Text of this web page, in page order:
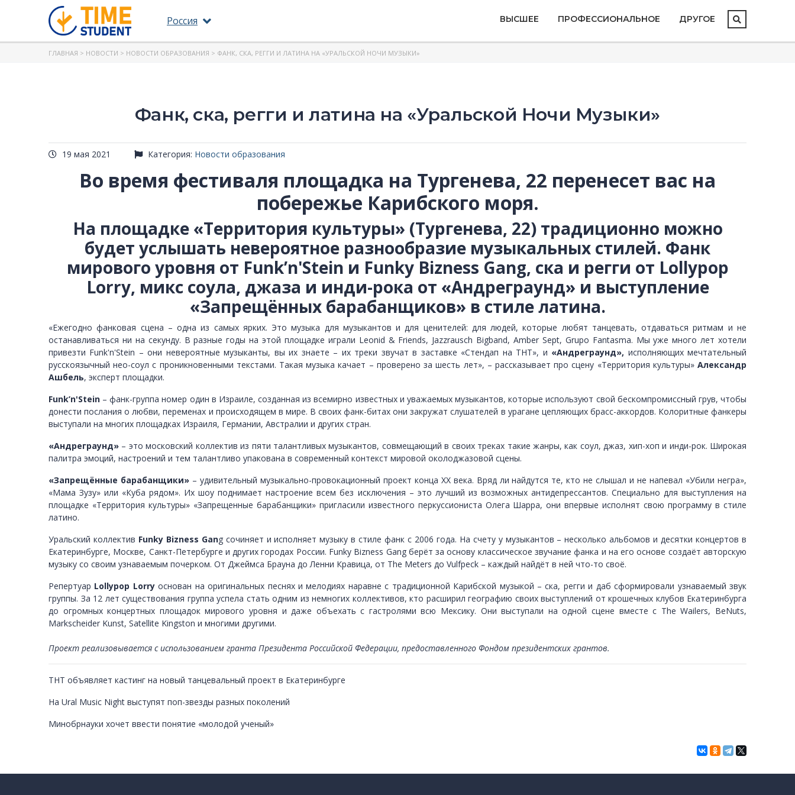
Россия ВЫСШЕЕ ПРОФЕССИОНАЛЬНОЕ ДРУГОЕ
ГЛАВНАЯ > НОВОСТИ > НОВОСТИ ОБРАЗОВАНИЯ > ФАНК, СКА, РЕГГИ И ЛАТИНА НА «УРАЛЬСКОЙ НОЧИ МУЗЫКИ»
Фанк, ска, регги и латина на «Уральской Ночи Музыки»
19 мая 2021 Категория: Новости образования
Во время фестиваля площадка на Тургенева, 22 перенесет вас на
побережье Карибского моря.
На площадке «Территория культуры» (Тургенева, 22) традиционно можно
будет услышать невероятное разнообразие музыкальных стилей. Фанк
мирового уровня от Funk’n'Stein и Funky Bizness Gang, ска и регги от Lollypop
Lorry, микс соула, джаза и инди-рока от «Андреграунд» и выступление
«Запрещённых барабанщиков» в стиле латина.
«Ежегодно фанковая сцена – одна из самых ярких. Это музыка для музыкантов и для ценителей: для людей, которые любят танцевать, отдаваться ритмам и не
останавливаться ни на секунду. В разные годы на этой площадке играли Leonid & Friends, Jazzrausch Bigband, Amber Sept, Grupo Fantasma. Мы уже много лет хотели
привезти Funk'n'Stein – они невероятные музыканты, вы их знаете – их треки звучат в заставке «Стендап на ТНТ», и «Андреграунд», исполняющих мечтательный
русскоязычный нео-соул с проникновенными текстами. Такая музыка качает – проверено за шесть лет», – рассказывает про сцену «Территория культуры» Александр
Ашбель, эксперт площадки.
Funk’n'Stein – фанк-группа номер один в Израиле, созданная из всемирно известных и уважаемых музыкантов, которые используют свой бескомпромиссный грув, чтобы
донести послания о любви, переменах и происходящем в мире. В своих фанк-битах они закружат слушателей в урагане цепляющих брасс-аккордов. Колоритные фанкеры
выступали на многих площадках Израиля, Германии, Австралии и других стран.
«Андреграунд» – это московский коллектив из пяти талантливых музыкантов, совмещающий в своих треках такие жанры, как соул, джаз, хип-хоп и инди-рок. Широкая
палитра эмоций, настроений и тем талантливо упакована в современный контекст мировой околоджазовой сцены.
«Запрещённые барабанщики»– удивительный музыкально-провокационный проект конца ХХ века. Вряд ли найдутся те, кто не слышал и не напевал «Убили негра»,
«Мама Зузу» или «Куба рядом». Их шоу поднимает настроение всем без исключения – это лучший из возможных антидепрессантов. Специально для выступления на
площадке «Территория культуры» «Запрещенные барабанщики» пригласили известного перкуссиониста Олега Шарра, они впервые исполнят свою программу в стиле
латино.
Уральский коллектив Funky Bizness Gang сочиняет и исполняет музыку в стиле фанк с 2006 года. На счету у музыкантов – несколько альбомов и десятки концертов в
Екатеринбурге, Москве, Санкт-Петербурге и других городах России. Funky Bizness Gang берёт за основу классическое звучание фанка и на его основе создаёт авторскую
музыку со своим узнаваемым почерком. От Джеймса Брауна до Ленни Кравица, от The Meters до Vulfpeck – каждый найдёт в ней что-то своё.
Репертуар Lollypop Lorryоснован на оригинальных песнях и мелодиях наравне с традиционной Карибской музыкой – ска, регги и даб сформировали узнаваемый звук
группы. За 12 лет существования группа успела стать одним из немногих коллективов, кто расширил географию своих выступлений от крошечных клубов Екатеринбурга
до огромных концертных площадок мирового уровня и даже объехать с гастролями всю Мексику. Они выступали на одной сцене вместе с The Wailers, BeNuts,
Markscheider Kunst, Satellite Kingston и многими другими.
Проект реализовывается с использованием гранта Президента Российской Федерации, предоставленного Фондом президентских грантов.
ТНТ объявляет кастинг на новый танцевальный проект в Екатеринбурге
На Ural Music Night выступят поп-звезды разных поколений
Минобрнауки хочет ввести понятие «молодой ученый»